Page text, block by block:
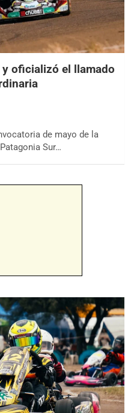
oficializó el llamado
de mayo de la
Sur…